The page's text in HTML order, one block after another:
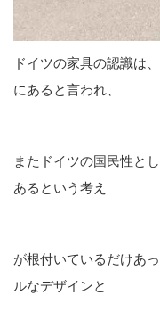
ドイツの家具の認識は
にあると言われ、
またドイツの国民性と
あるという考え
が根付いているだけあ
ルなデザインと